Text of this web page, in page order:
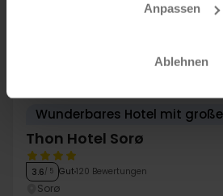
Anpassen
Ablehnen
Wunderbares Hotel mit
Thon Hotel Sorø
3.6/ 5 Gut 120 Bewertungen
Sorø